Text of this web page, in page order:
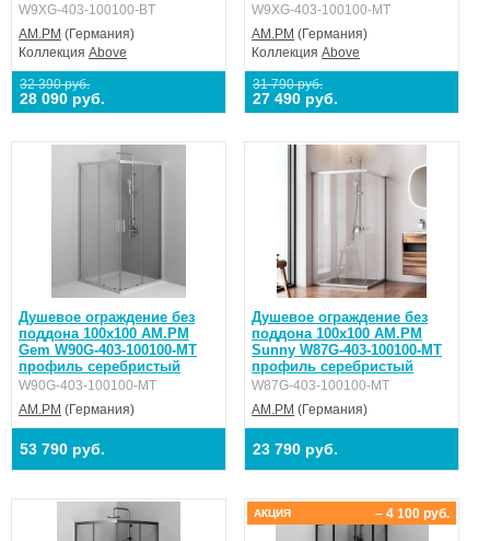
W9XG-403-100100-BT
AM.PM (Германия)
Коллекция Above
32 390 руб.
28 090 руб.
W9XG-403-100100-MT
AM.PM (Германия)
КоллекцияAbove
31 790 руб.
27 490 руб.
Душевое ограждение без
поддона 100x100 AM.PM
Gem W90G-403-100100-MT
профиль серебристый
W90G-403-100100-MT
AM.PM (Германия)
53 790 руб.
Душевое ограждение без
поддона 100x100 AM.PM
Sunny W87G-403-100100-MT
профиль серебристый
W87G-403-100100-MT
AM.PM (Германия)
23 790 руб.
– 4 100 руб.
АКЦИЯ